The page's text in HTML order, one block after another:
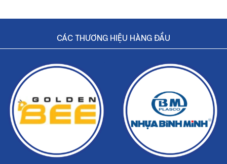
CÁC THƯƠNG HIỆU HÀNG ĐẦU